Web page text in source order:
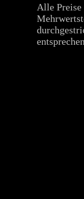
Alle